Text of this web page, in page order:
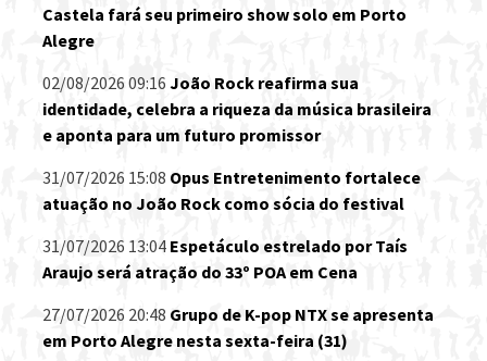
Castela fará seu primeiro show solo em Porto
Alegre
02/08/2026 09:16 João Rock reafirma sua
identidade, celebra a riqueza da música brasileira
e aponta para um futuro promissor
31/07/2026 15:08 Opus Entretenimento fortalece
atuação no João Rock como sócia do festival
31/07/2026 13:04 Espetáculo estrelado por Taís
Araujo será atração do 33º POA em Cena
27/07/2026 20:48 Grupo de K-pop NTX se apresenta
em Porto Alegre nesta sexta-feira (31)